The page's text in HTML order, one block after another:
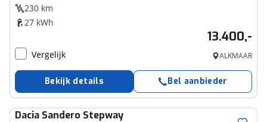
230 km
27 kWh
13.400,-
Vergelijk ALKMAAR
Bekijk details Bel aanbieder
Dacia Sandero Stepway